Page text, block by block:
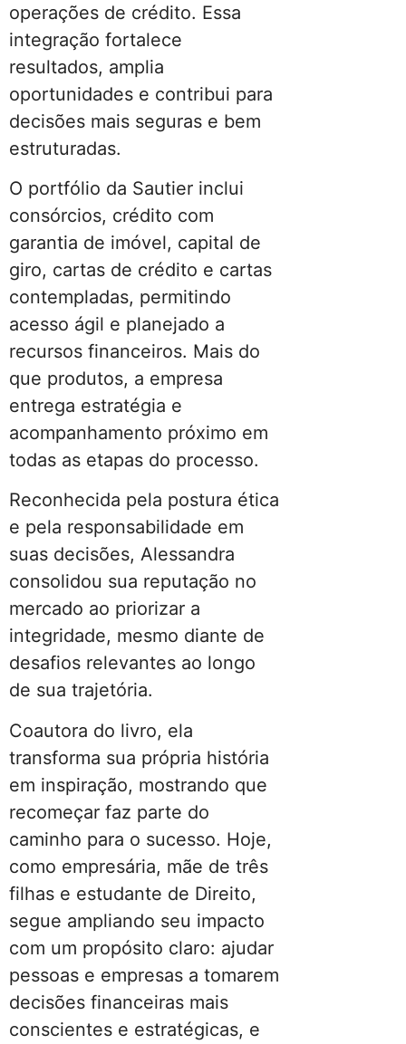
operações de crédito. Essa
integração fortalece
resultados, amplia
oportunidades e contribui para
decisões mais seguras e bem
estruturadas.
O portfólio da Sautier inclui
consórcios, crédito com
garantia de imóvel, capital de
giro, cartas de crédito e cartas
contempladas, permitindo
acesso ágil e planejado a
recursos financeiros. Mais do
que produtos, a empresa
entrega estratégia e
acompanhamento próximo em
todas as etapas do processo.
Reconhecida pela postura ética
e pela responsabilidade em
suas decisões, Alessandra
consolidou sua reputação no
mercado ao priorizar a
integridade, mesmo diante de
desafios relevantes ao longo
de sua trajetória.
Coautora do livro, ela
transforma sua própria história
em inspiração, mostrando que
recomeçar faz parte do
caminho para o sucesso. Hoje,
como empresária, mãe de três
filhas e estudante de Direito,
segue ampliando seu impacto
com um propósito claro: ajudar
pessoas e empresas a tomarem
decisões financeiras mais
conscientes e estratégicas, e